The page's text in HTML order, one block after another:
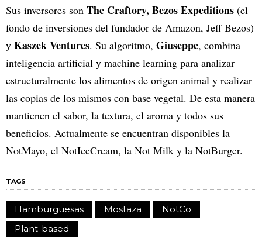
Sus inversores son The Craftory, Bezos Expeditions (el
fondo de inversiones del fundador de Amazon, Jeff Bezos)
y Kaszek Ventures. Su algoritmo, Giuseppe, combina
inteligencia artificial y machine learning para analizar
estructuralmente los alimentos de origen animal y realizar
las copias de los mismos con base vegetal. De esta manera
mantienen el sabor, la textura, el aroma y todos sus
beneficios. Actualmente se encuentran disponibles la
NotMayo, el NotIceCream, la Not Milk y la NotBurger.
TAGS
Hamburguesas Mostaza
NotCo
Plant-based